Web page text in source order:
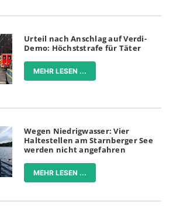
Urteil nach Anschlag auf Verdi-
Demo: Höchststrafe für Täter
MEHR LESEN ...
Wegen Niedrigwasser: Vier
Haltestellen am Starnberger See
werden nicht angefahren
MEHR LESEN ...